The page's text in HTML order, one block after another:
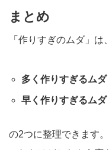
まとめ
「作りすぎのムダ」は、
多く作りすぎるムダ
早く作りすぎるムダ
の2つに整理できます。